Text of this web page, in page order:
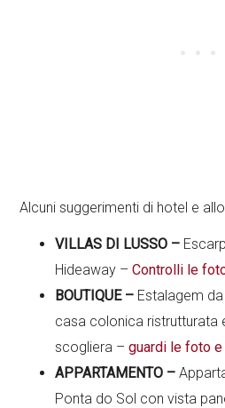
Alcuni suggerimenti di hotel e
VILLAS DI LUSSO –
Hideaway –Controlli le
BOUTIQUE – Estalagem
casa colonica ristrutturata
scogliera –guardi le foto
APPARTAMENTO –
Ponta do Sol con vista